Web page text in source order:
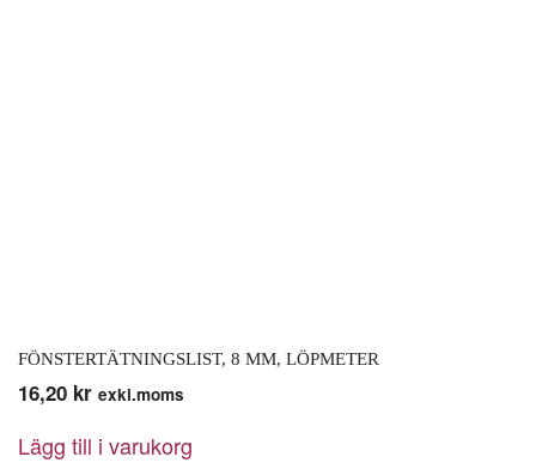
FÖNSTERTÄTNINGSLIST, 8 MM, LÖPMETER
16,20 kr exkl.moms
Lägg till i varukorg